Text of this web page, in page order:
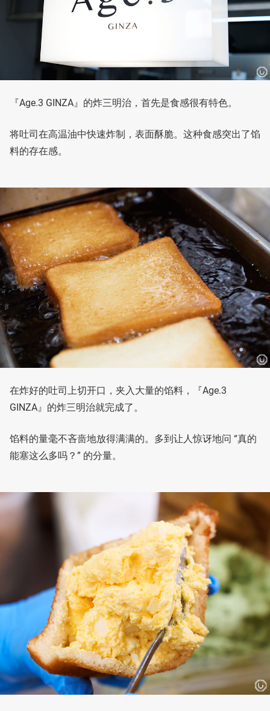
『Age.3 GINZA』的炸三明治，首先是食感很有特色。
将吐司在高温油中快速炸制，表面酥脆。这种食感突出了馅
料的存在感。
在炸好的吐司上切开口，夹入大量的馅料，『Age.3
GINZA』的炸三明治就完成了。
馅料的量毫不吝啬地放得满满的。多到让人惊讶地问 “真的
能塞这么多吗？” 的分量。